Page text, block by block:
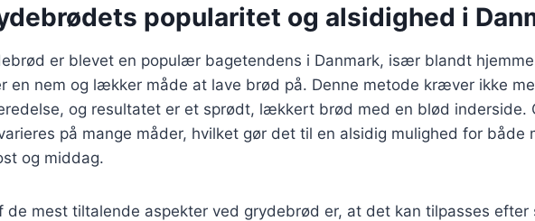
popularitet og alsidighed i
er blevet en populær bagetendens i Danmark, især blandt
en nem og lækker måde at lave brød på. Denne metode kræver ikke
og resultatet er et sprødt, lækkert brød med en blød inderside.
på mange måder, hvilket gør det til en alsidig mulighed for både
og middag.
de mest tiltalende aspekter ved grydebrød er, at det kan tilpasses efter